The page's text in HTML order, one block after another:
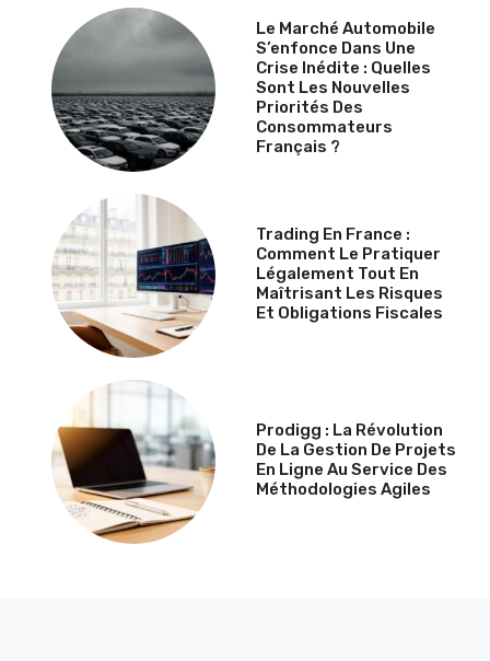
Le Marché Automobile
S’enfonce Dans Une
Crise Inédite : Quelles
Sont Les Nouvelles
Priorités Des
Consommateurs
Français ?
Trading En France :
Comment Le Pratiquer
Légalement Tout En
Maîtrisant Les Risques
Et Obligations Fiscales
Prodigg : La Révolution
De La Gestion De Projets
En Ligne Au Service Des
Méthodologies Agiles